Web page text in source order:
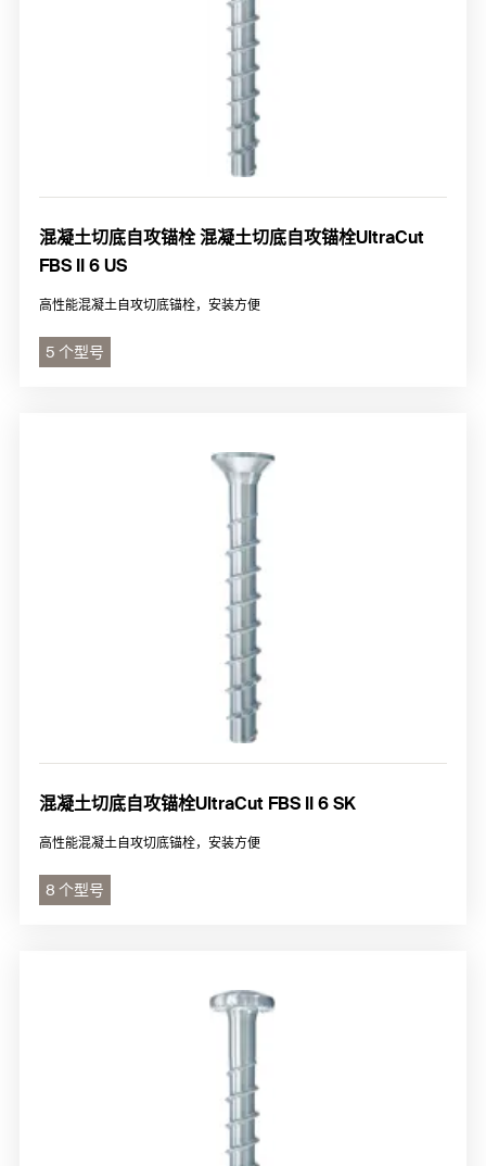
混凝土切底自攻锚栓 混凝土切底自攻锚栓UltraCut
FBS II 6 US
高性能混凝土自攻切底锚栓，安装方便
5 个型号
混凝土切底自攻锚栓UltraCut FBS II 6 SK
高性能混凝土自攻切底锚栓，安装方便
8 个型号